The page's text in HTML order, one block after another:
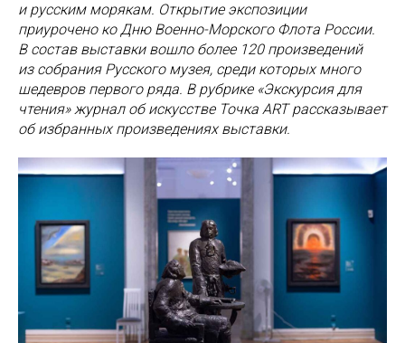
и русским морякам. Открытие экспозиции
приурочено ко Дню Военно-Морского Флота России.
В состав выставки вошло более 120 произведений
из собрания Русского музея, среди которых много
шедевров первого ряда. В рубрике «Экскурсия для
чтения» журнал об искусстве Точка ART рассказывает
об избранных произведениях выставки.